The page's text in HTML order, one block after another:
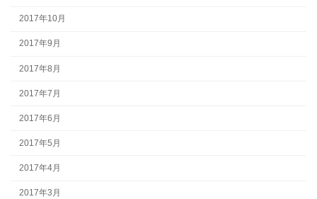
2017年10月
2017年9月
2017年8月
2017年7月
2017年6月
2017年5月
2017年4月
2017年3月